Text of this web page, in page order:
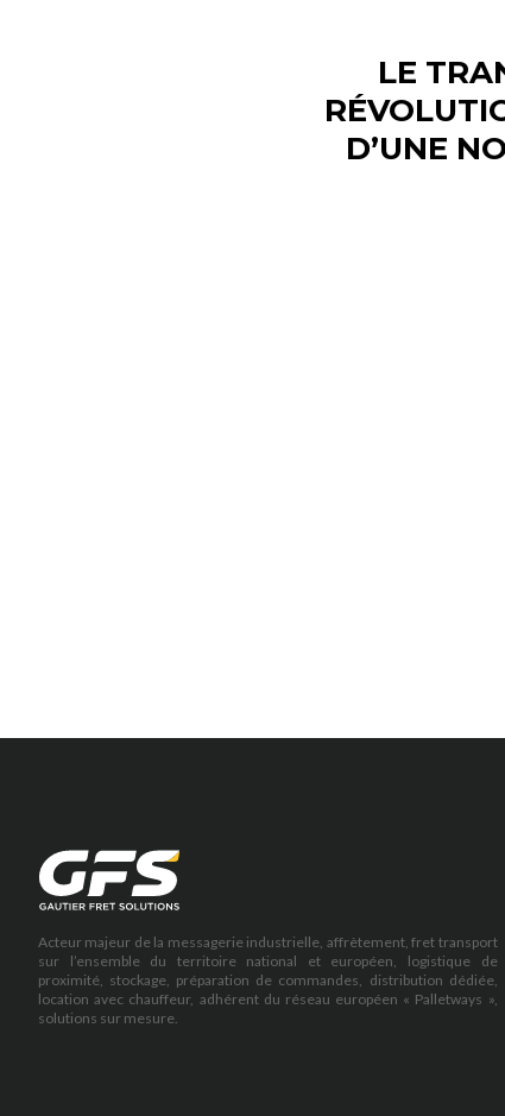
LE
D’UNE
Acteur majeur de la messagerie industrielle, affrètement, fret transport
sur l’ensemble du territoire national et européen, logistique de
proximité, stockage, préparation de commandes, distribution dédiée,
location avec chauffeur, adhérent du réseau européen « Palletways »,
solutions sur mesure.